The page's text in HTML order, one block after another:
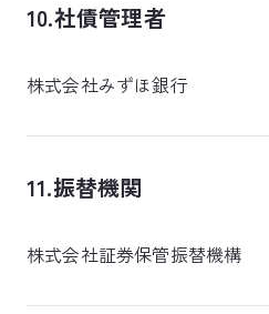
10.社債管理者
株式会社みずほ銀行
11.振替機関
株式会社証券保管振替機構